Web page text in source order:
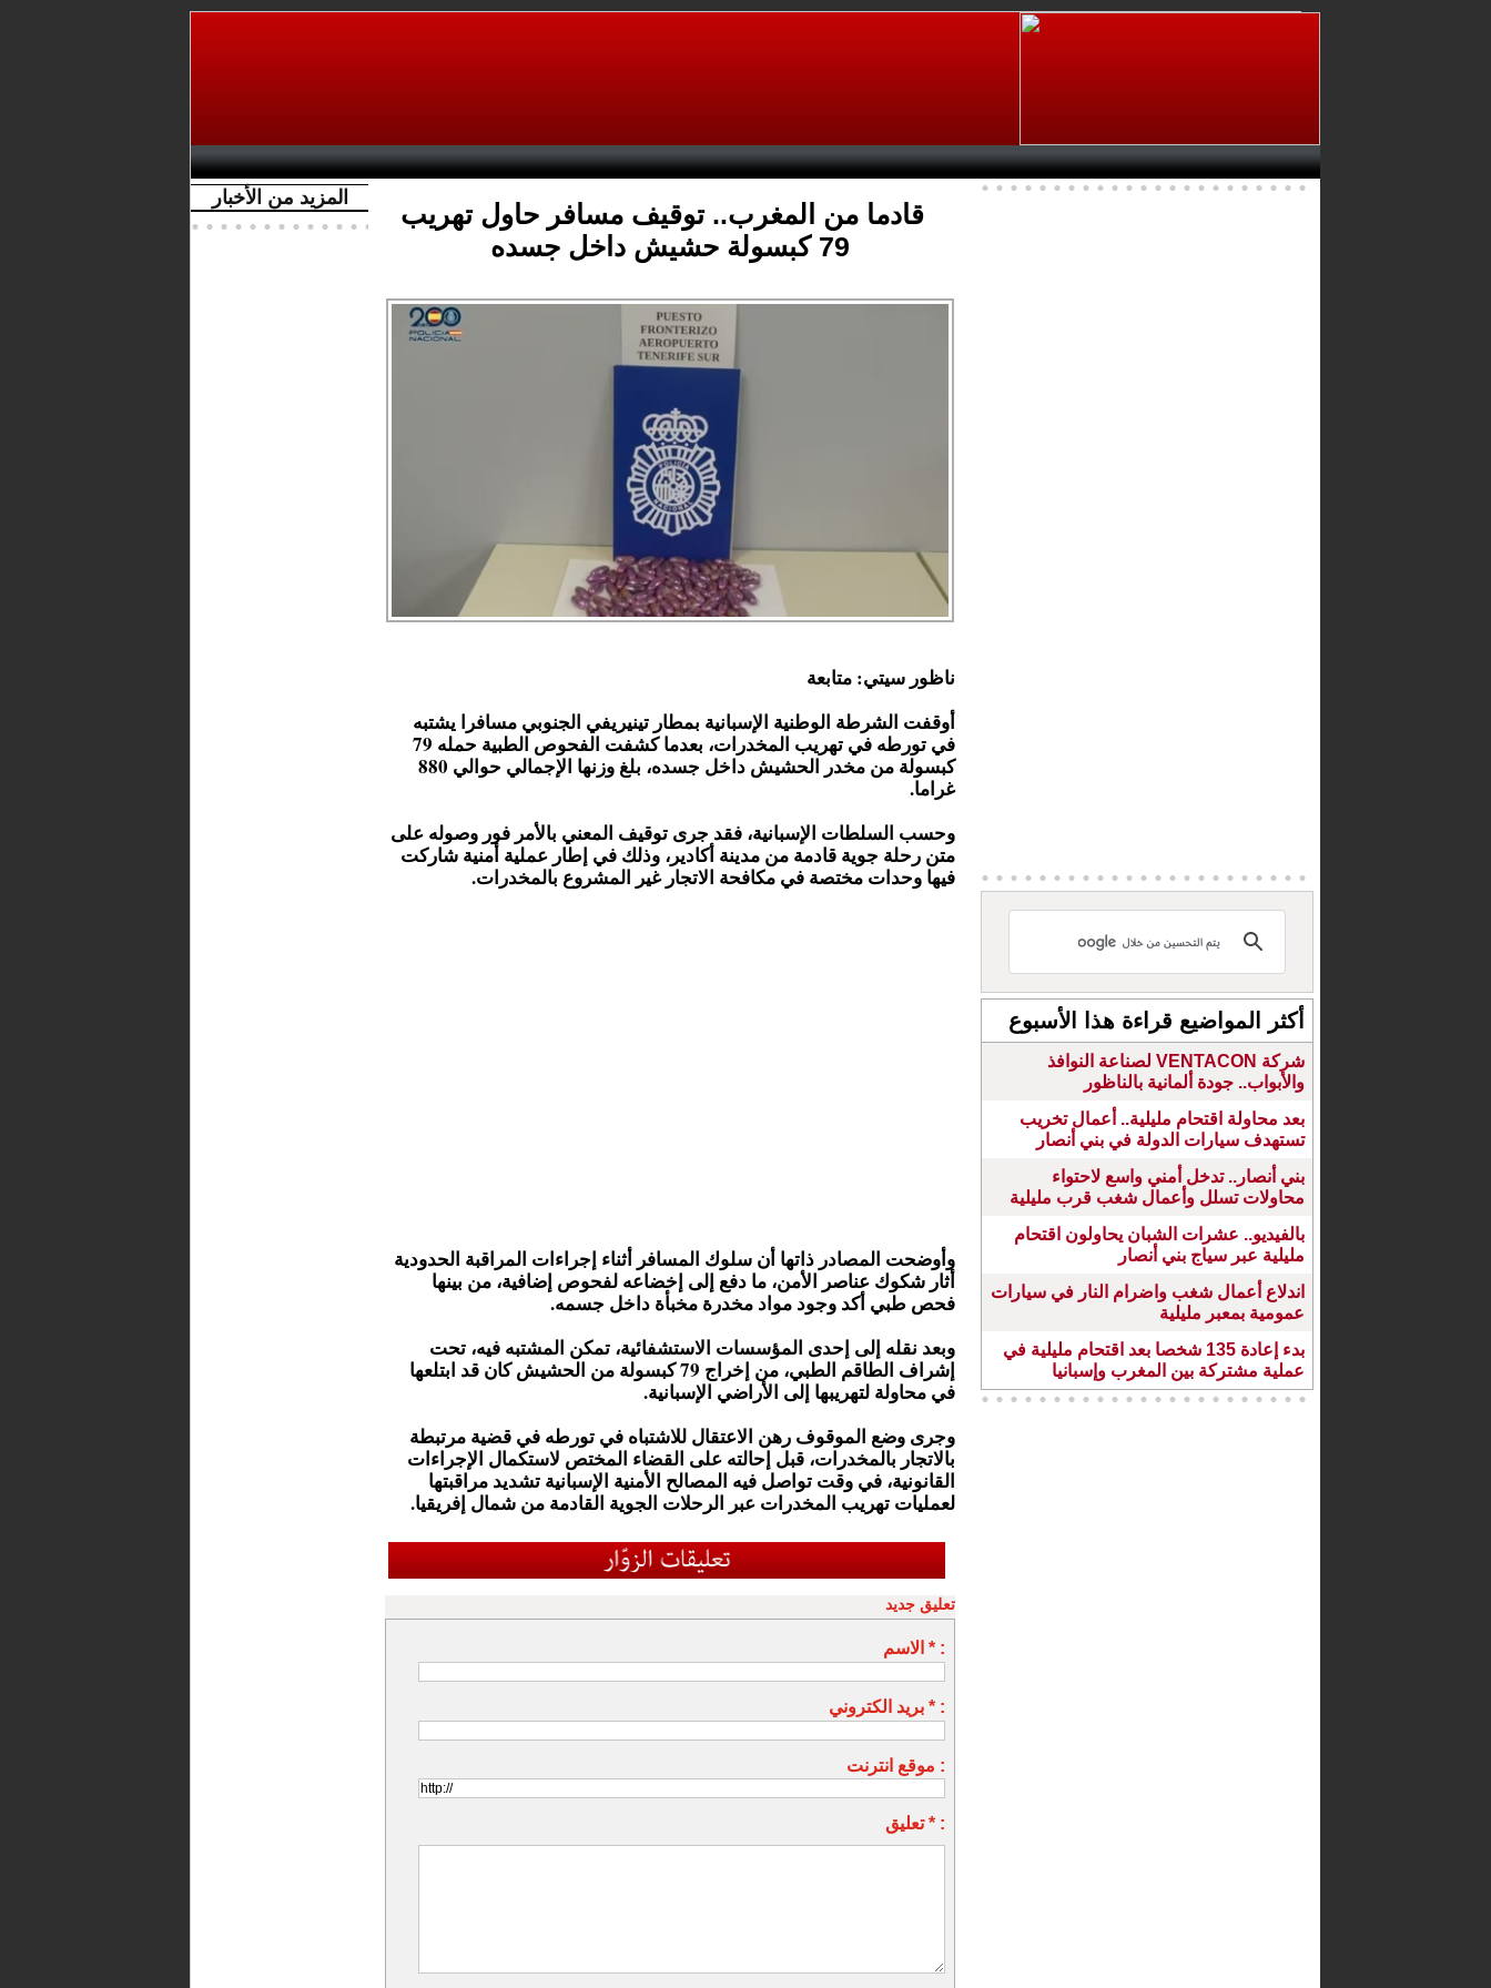
المزيد من الأخبار
قادما من المغرب.. توقيف مسافر حاول تهريب
79 كبسولة حشيش داخل جسده
ناظور سيتي: متابعة
أوقفت الشرطة الوطنية الإسبانية بمطار تينيريفي الجنوبي مسافرا يشتبه
في تورطه في تهريب المخدرات، بعدما كشفت الفحوص الطبية حمله 79
كبسولة من مخدر الحشيش داخل جسده، بلغ وزنها الإجمالي حوالي 880
غراما.
وحسب السلطات الإسبانية، فقد جرى توقيف المعني بالأمر فور وصوله على
متن رحلة جوية قادمة من مدينة أكادير، وذلك في إطار عملية أمنية شاركت
فيها وحدات مختصة في مكافحة الاتجار غير المشروع بالمخدرات.
وأوضحت المصادر ذاتها أن سلوك المسافر أثناء إجراءات المراقبة الحدودية
أثار شكوك عناصر الأمن، ما دفع إلى إخضاعه لفحوص إضافية، من بينها
فحص طبي أكد وجود مواد مخدرة مخبأة داخل جسمه.
وبعد نقله إلى إحدى المؤسسات الاستشفائية، تمكن المشتبه فيه، تحت
إشراف الطاقم الطبي، من إخراج 79 كبسولة من الحشيش كان قد ابتلعها
في محاولة لتهريبها إلى الأراضي الإسبانية.
وجرى وضع الموقوف رهن الاعتقال للاشتباه في تورطه في قضية مرتبطة
بالاتجار بالمخدرات، قبل إحالته على القضاء المختص لاستكمال الإجراءات
القانونية، في وقت تواصل فيه المصالح الأمنية الإسبانية تشديد مراقبتها
لعمليات تهريب المخدرات عبر الرحلات الجوية القادمة من شمال إفريقيا.
تعليق جديد
الاسم * :
بريد الكتروني * :
موقع انترنت :
تعليق * :
أكثر المواضيع قراءة هذا الأسبوع
شركة VENTACON لصناعة النوافذ
والأبواب.. جودة ألمانية بالناظور
بعد محاولة اقتحام مليلية.. أعمال تخريب
تستهدف سيارات الدولة في بني أنصار
بني أنصار.. تدخل أمني واسع لاحتواء
محاولات تسلل وأعمال شغب قرب مليلية
بالفيديو.. عشرات الشبان يحاولون اقتحام
مليلية عبر سياج بني أنصار
اندلاع أعمال شغب واضرام النار في سيارات
عمومية بمعبر مليلية
بدء إعادة 135 شخصا بعد اقتحام مليلية في
عملية مشتركة بين المغرب وإسبانيا